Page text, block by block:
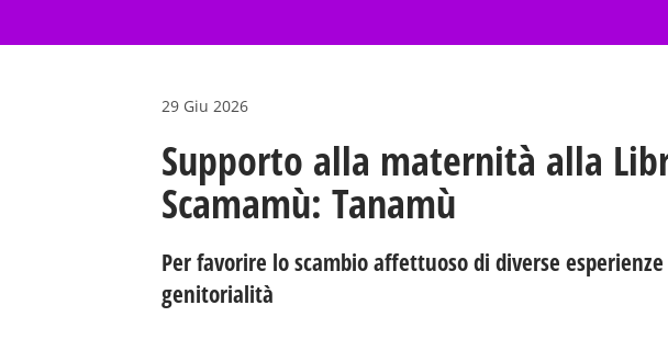
29 Giu 2026
Supporto alla maternità alla
Scamamù: Tanamù
Per favorire lo scambio affettuoso di diverse
genitorialità